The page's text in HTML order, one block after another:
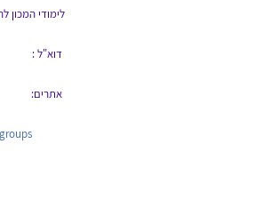
לימודי המכון
דוא"ל :
אתרים: